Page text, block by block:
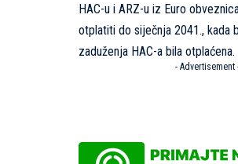
HAC-u i ARZ-u iz Euro
otplatiti do siječnja 2041., kada
zaduženja HAC-a bila otplaćena.
- Advertisement